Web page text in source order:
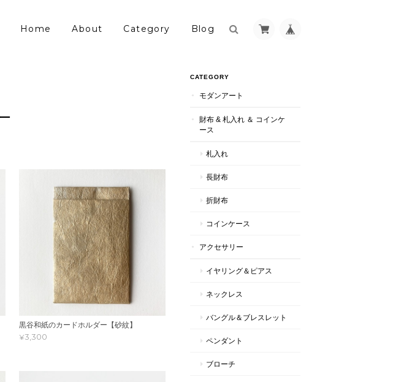
Home About Category Blog
黒谷和紙のカードホルダー【砂紋】
¥3,300
CATEGORY
モダンアート
財布 & 札入れ ＆ コインケ
ース
札入れ
長財布
折財布
コインケース
アクセサリー
イヤリング＆ピアス
ネックレス
バングル＆ブレスレット
ペンダント
ブローチ